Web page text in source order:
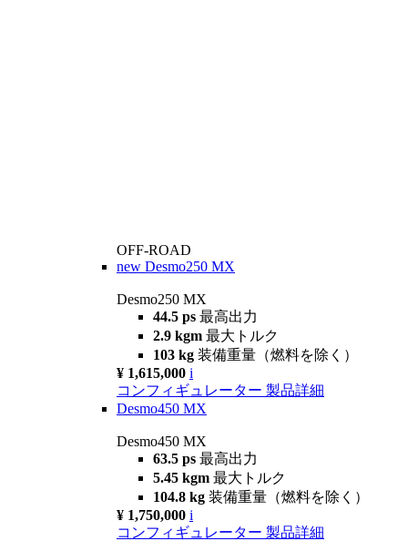
OFF-ROAD
new Desmo250 MX
Desmo250 MX
44.5 ps 最高出力
2.9 kgm 最大トルク
103 kg 装備重量（燃料を除く）
¥ 1,615,000 i
コンフィギュレーター 製品詳細
Desmo450 MX
Desmo450 MX
63.5 ps 最高出力
5.45 kgm 最大トルク
104.8 kg 装備重量（燃料を除く）
¥ 1,750,000 i
コンフィギュレーター 製品詳細